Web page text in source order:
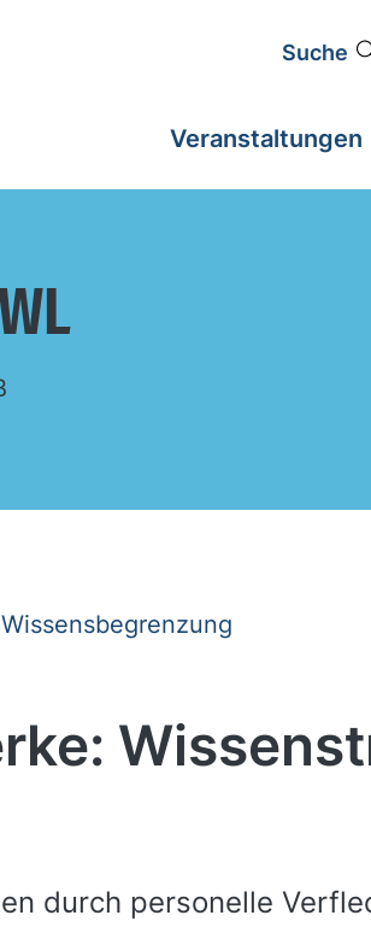
Suche
Veranstaltungen
durch personelle